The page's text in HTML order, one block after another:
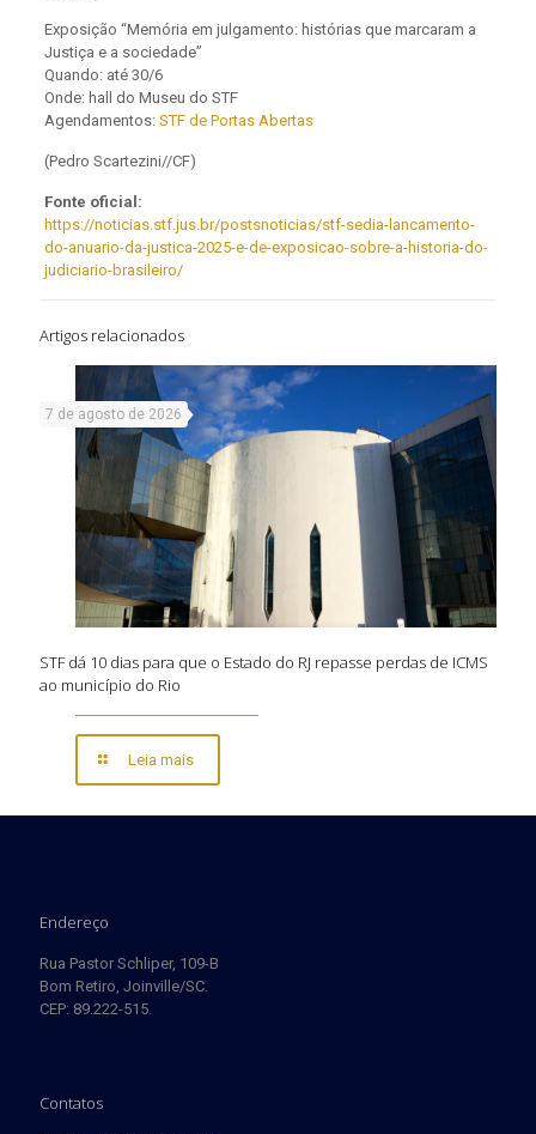
Exposição “Memória em julgamento: histórias que marcaram a
Justiça e a sociedade”
Quando: até 30/6
Onde: hall do Museu do STF
Agendamentos: STF de Portas Abertas
(Pedro Scartezini//CF)
Fonte oficial:
https://noticias.stf.jus.br/postsnoticias/stf-sedia-lancamento-
do-anuario-da-justica-2025-e-de-exposicao-sobre-a-historia-do-
judiciario-brasileiro/
Artigos relacionados
7 de agosto de 2026
STF dá 10 dias para que o Estado do RJ repasse perdas de ICMS
ao município do Rio
Leia mais
Endereço
Rua Pastor Schliper, 109-B
Bom Retiro, Joinville/SC.
CEP: 89.222-515.
Contatos